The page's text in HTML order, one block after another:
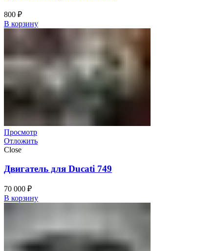
800 ₽
В корзину
Просмотр
Отложить
Close
Двигатель для Ducati 749
70 000 ₽
В корзину